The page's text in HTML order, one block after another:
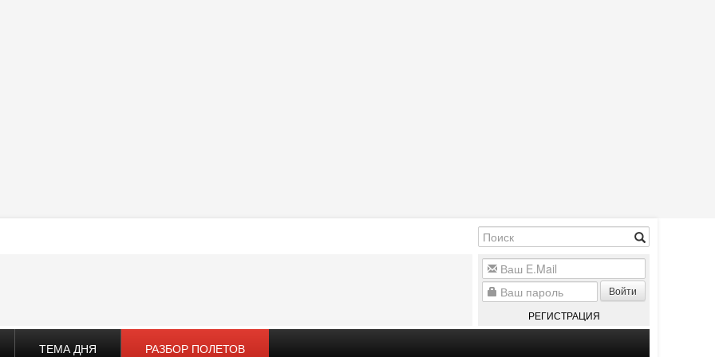
Войти
РЕГИСТРАЦИЯ
ТЕМА ДНЯ РАЗБОР ПОЛЕТОВ